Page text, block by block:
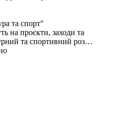
та спорт"
на проєкти, заходи та
та спортивний роз…